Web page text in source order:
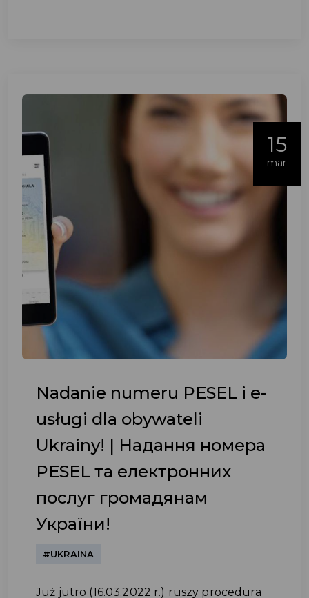
15
mar
Nadanie numeru PESEL i e-
usługi dla obywateli
Ukrainy! | Надання номера
PESEL та електронних
послуг громадянам
України!
#UKRAINA
Już jutro (16.03.2022 r.) ruszy procedura